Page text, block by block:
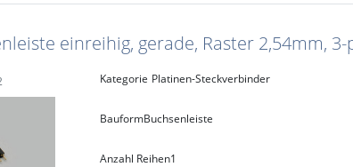
einreihig, gerade, Raster 2,54mm,
Kategorie Platinen-Steckverbinder
BauformBuchsenleiste
Anzahl Reihen1